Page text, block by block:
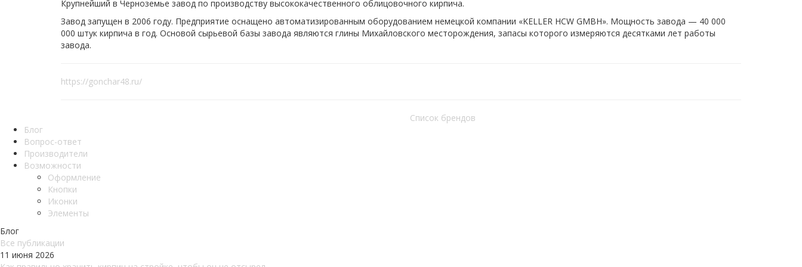
Крупнейший в Черноземье завод по производству высококачественного облицовочного кирпича.
Завод запущен в 2006 году. Предприятие оснащено автоматизированным оборудованием немецкой компании «KELLER HCW GMBH». Мощность завода — 40 000
000 штук кирпича в год. Основой сырьевой базы завода являются глины Михайловского месторождения, запасы которого измеряются десятками лет работы
завода.
https://gonchar48.ru/
Список брендов
Блог
Вопрос-ответ
Производители
Возможности
Оформление
Кнопки
Иконки
Элементы
Блог
Все публикации
11 июня 2026